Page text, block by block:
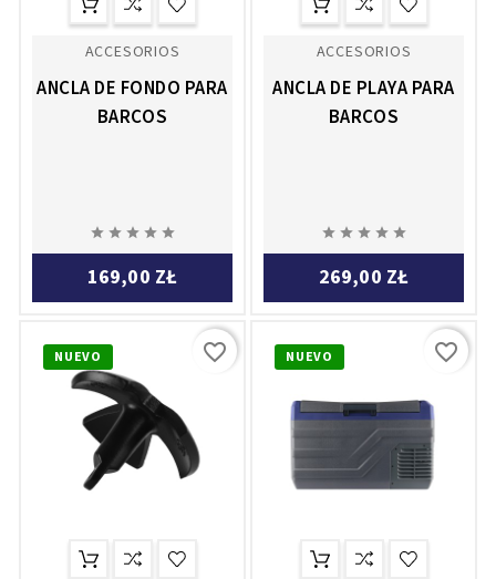
ACCESORIOS
ANCLA DE FONDO PARA
BARCOS
    
169,00 ZŁ
ACCESORIOS
ANCLA DE PLAYA PARA
BARCOS
    
269,00 ZŁ
NUEVO favorite_border NUEVO favorite_border